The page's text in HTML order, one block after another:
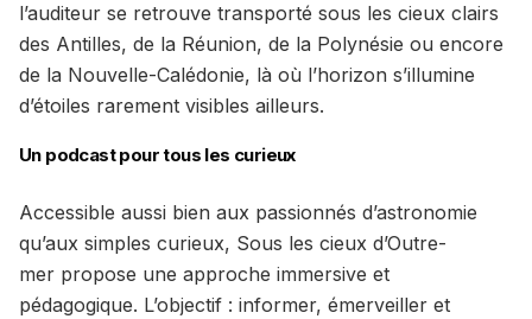
l’auditeur se retrouve transporté sous les cieux clairs
des Antilles, de la Réunion, de la Polynésie ou encore
de la Nouvelle-Calédonie, là où l’horizon s’illumine
d’étoiles rarement visibles ailleurs.
Un podcast pour tous les curieux
Accessible aussi bien aux passionnés d’astronomie
qu’aux simples curieux, Sous les cieux d’Outre-
mer propose une approche immersive et
pédagogique. L’objectif : informer, émerveiller et